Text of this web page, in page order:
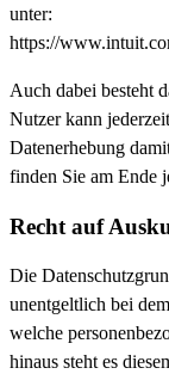
unter:
https://
Auch dabei besteht
Nutzer kann
Datenerhebung
finden Sie am Ende
Recht auf
Die
unentgeltlich bei
welche
hinaus steht es